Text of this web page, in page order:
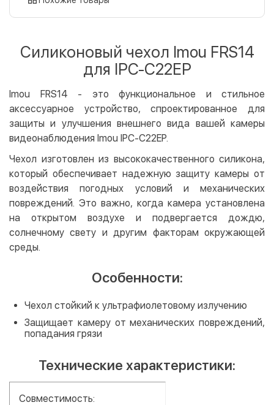
LiqPay
Google Pay
Безналичный расчет
Оплата на карту юр.лица
Бесплатно
Кредит
Мгновенная рассрочка (Приватбанк)
Оплата частями (Приватбанк)
Покупка частями (Монобанк)
Силиконовый чехол Imou FRS14
для IPC-C22EP
Imou FRS14 - это функциональное и стильное
аксессуарное устройство, спроектированное для
защиты и улучшения внешнего вида вашей камеры
видеонаблюдения Imou IPC-C22EP.
Чехол изготовлен из высококачественного силикона,
который обеспечивает надежную защиту камеры от
воздействия погодных условий и механических
повреждений. Это важно, когда камера установлена
на открытом воздухе и подвергается дождю,
солнечному свету и другим факторам окружающей
среды.
Особенности:
Чехол стойкий к ультрафиолетовому излучению
Защищает камеру от механических повреждений,
попадания грязи
Технические характеристики:
Совместимость: